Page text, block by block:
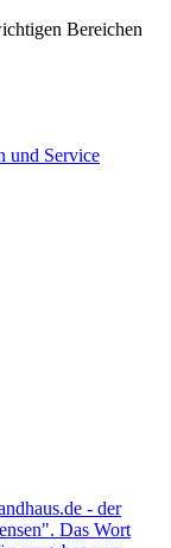
Bereichen
und Service